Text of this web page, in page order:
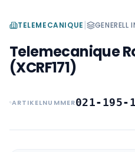
TELEMECANIQUE | GENERELL
Telemecanique
(XCRF171)
ARTIKELNUMMER021-195-